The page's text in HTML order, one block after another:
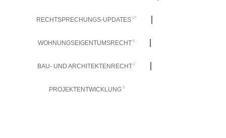
RECHTSPRECHUNGS-UPDATES 17
WOHNUNGSEIGENTUMSRECHT 6
BAU- UND ARCHITEKTENRECHT 2
PROJEKTENTWICKLUNG 3